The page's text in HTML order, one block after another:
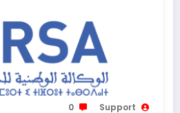
Support
0